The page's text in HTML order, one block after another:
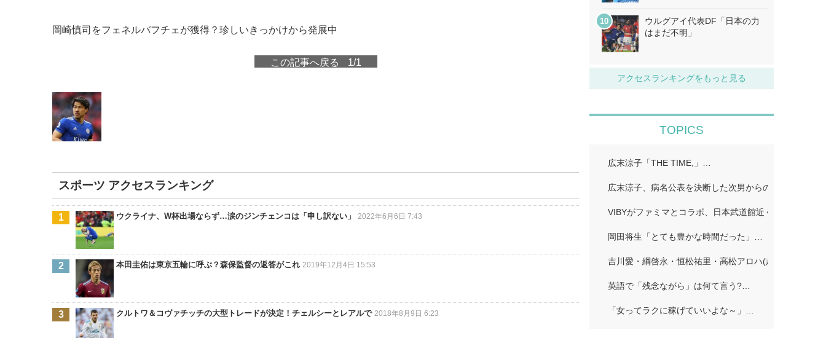
岡崎慎司をフェネルバフチェが獲得？珍しいきっかけから発展中
この記事へ戻る 1/1
スポーツ アクセスランキング
ウクライナ、W杯出場ならず…涙のジンチェンコは「申し訳ない」 2022年6月6日 7:43
本田圭佑は東京五輪に呼ぶ？森保監督の返答がこれ 2019年12月4日 15:53
クルトワ＆コヴァチッチの大型トレードが決定！チェルシーとレアルで 2018年8月9日 6:23
ウルグアイ代表DF「日本の力
はまだ不明」
アクセスランキングをもっと見る
TOPICS
広末涼子「THE TIME,」…
広末涼子、病名公表を決断した次男からの言葉「言い
VIBYがファミマとコラボ、日本武道館近くで店舗ラッ
岡田将生「とても豊かな時間だった」…
吉川愛・綱啓永・恒松祐里・高松アロハ(超特急)、仲
英語で「残念ながら」は何て言う?…
「女ってラクに稼げていいよな～」…